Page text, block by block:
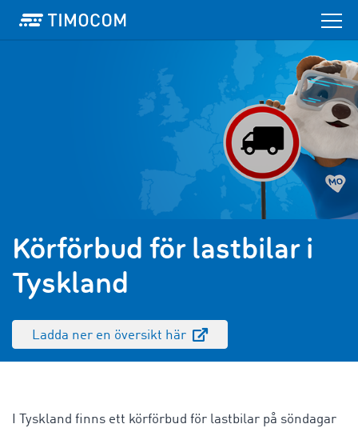
Körförbud för lastbilar i
Tyskland
Ladda ner en översikt här
I Tyskland finns ett körförbud för lastbilar på söndagar